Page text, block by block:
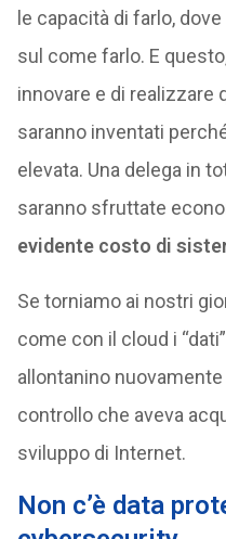
le capacità di farlo,
sul come farlo. E
innovare e di realizzare
saranno inventati
elevata. Una delega in
saranno sfruttate
evidente costo di
Se torniamo ai nostri
come con il cloud i
allontanino nuovamente
controllo che aveva
sviluppo di Internet.
Non c’è data